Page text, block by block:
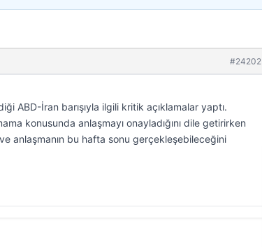
#24202
ABD-İran barışıyla ilgili kritik açıklamalar yaptı.
konusunda anlaşmayı onayladığını dile getirirken
anlaşmanın bu hafta sonu gerçekleşebileceğini